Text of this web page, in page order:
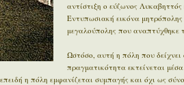
αντίστιξη ο εύζωνος
Εντυπωσιακή εικόνα
μεγαλούπολης που
Ωστόσο, αυτή η πόλη που
πραγματικότητα εκτείνεται
η πόλη εμφανίζεται συμπαγής και όχι ως